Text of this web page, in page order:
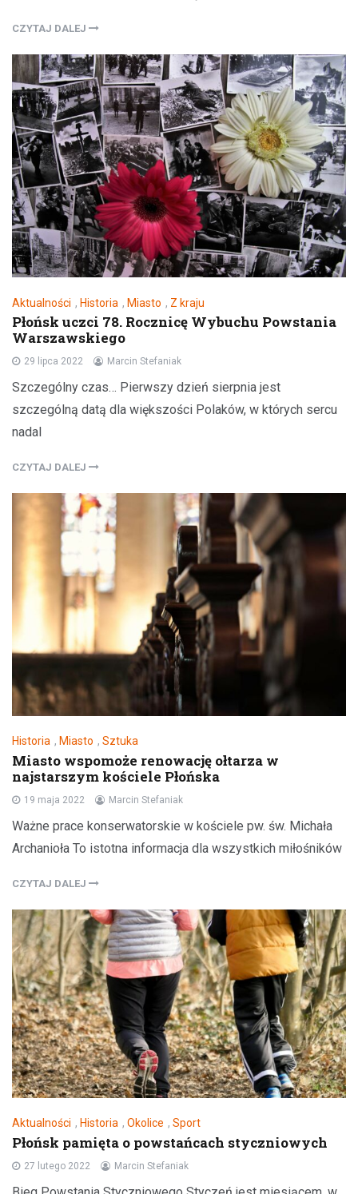
CZYTAJ DALEJ
Aktualności Historia Miasto Z kraju
Płońsk uczci 78. Rocznicę Wybuchu Powstania
Warszawskiego
29 lipca 2022 Marcin Stefaniak
Szczególny czas… Pierwszy dzień sierpnia jest
szczególną datą dla większości Polaków, w których sercu
nadal
CZYTAJ DALEJ
Historia , Miasto , Sztuka
Miasto wspomoże renowację ołtarza w
najstarszym kościele Płońska
19 maja 2022 Marcin Stefaniak
Ważne prace konserwatorskie w kościele pw. św. Michała
Archanioła To istotna informacja dla wszystkich miłośników
CZYTAJ DALEJ
Aktualności , Historia , Okolice , Sport
Płońsk pamięta o powstańcach styczniowych
27 lutego 2022 Marcin Stefaniak